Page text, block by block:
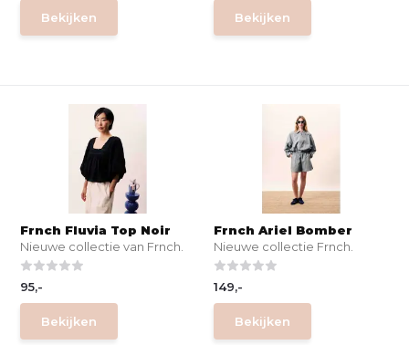
Bekijken Bekijken
Frnch Fluvia Top Noir
Nieuwe collectie van Frnch.
95,-
Bekijken
Frnch Ariel Bomber
Nieuwe collectie Frnch.
149,-
Bekijken